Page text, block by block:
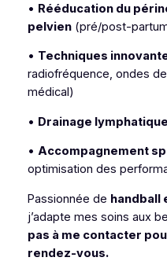
• Rééducation du
pelvien(pré/post-
• Techniques
radiofréquence, ondes
médical)
• Drainage lymphatique
• Accompagnement
optimisation des
Passionnée de handball
j’adapte mes soins aux
pas à me contacter
rendez-vous.